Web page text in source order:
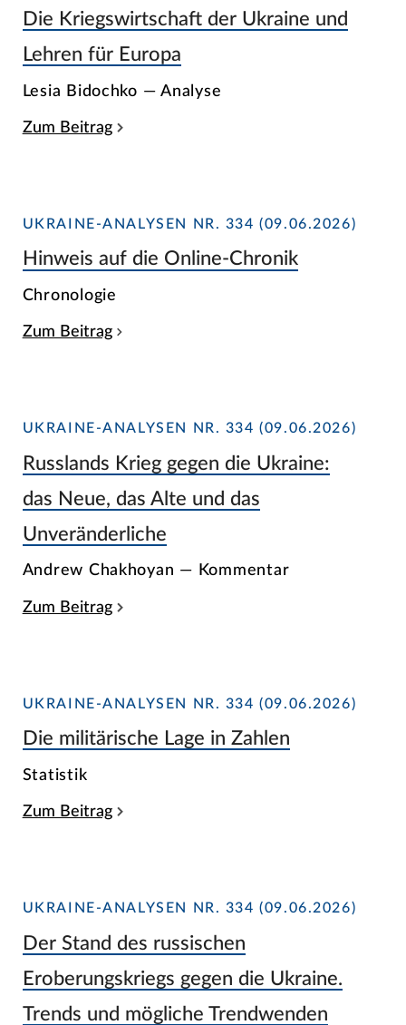
Die Kriegswirtschaft der Ukraine und
Lehren für Europa
Lesia Bidochko — Analyse
Zum Beitrag
UKRAINE-ANALYSEN NR. 334 (09.06.2026)
Hinweis auf die Online-Chronik
Chronologie
Zum Beitrag
UKRAINE-ANALYSEN NR. 334 (09.06.2026)
Russlands Krieg gegen die Ukraine:
das Neue, das Alte und das
Unveränderliche
Andrew Chakhoyan — Kommentar
Zum Beitrag
UKRAINE-ANALYSEN NR. 334 (09.06.2026)
Die militärische Lage in Zahlen
Statistik
Zum Beitrag
UKRAINE-ANALYSEN NR. 334 (09.06.2026)
Der Stand des russischen
Eroberungskriegs gegen die Ukraine.
Trends und mögliche Trendwenden